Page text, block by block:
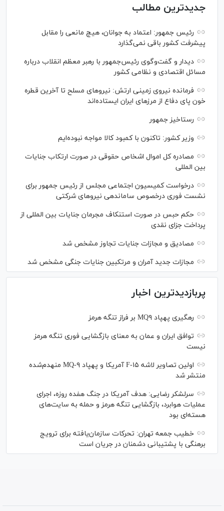
جدیدترین مطالب
رئیس جمهور: اعتماد به جوانان، هیچ مانعی را مقابل
پیشرفت کشور باقی نمی‌گذارد
دیدار و گفت‌‌وگوی رئیس‌جمهور با رهبر معظم انقلاب درباره
مسائل اقتصادی و نظامی کشور
فرمانده نیروی زمینی ارتش: نیرو‌های مسلح تا آخرین قطره
خون پای دفاع از مرز‌های ایران ایستاده‌اند
رستاخیز جمهور
وزیر کشور: تاکنون با کمبود کالا مواجه نبوده‌ایم
مصادره کل اموال اشخاص حقوقی در صورت ارتکاب جنایات
بین المللی
درخواست کمیسیون اجتماعی مجلس از رئیس جمهور برای
نشست فوری درخصوص ساماندهی نیرو‌های شرکتی
حکم حبس در صورت استنکاف مجرمان جنایات بین المللی از
پرداخت جزای نقدی
مصادیق و مجازات جنایات تجاوز مشخص شد
مجازات جدید آمران و مرتکبین جنایات جنگی مشخص شد
پربازدیدترین اخبار
رهگیری پهپاد MQ۹ بر فراز تنگه هرمز
توافق ایران و عمان به معنای بازگشایی فوری تنگه هرمز
نیست
اولین تصاویر لاشه F-۱۵ آمریکا و پهپاد MQ-۹ منهدم‌شده
منتشر شد
سرلشکر رضایی: هدف آمریکا در جنگ هفده روزه، اجرای
عملیات هوابرد، بازگشایی تنگه هرمز و حمله به سایت‌های
هسته‌ای بود
خطیب جمعه تهران: تحرکات سازمان‌یافته برای ترویج
برهنگی با پشتیبانی دشمنان در جریان است